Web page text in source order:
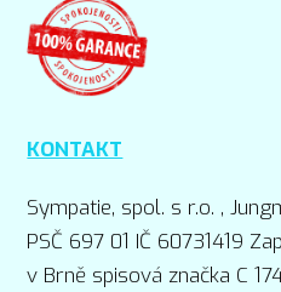
KONTAKT
Sympatie, spol. s r.o. ,
PSČ 697 01 IČ 60731419
v Brně spisová značka C